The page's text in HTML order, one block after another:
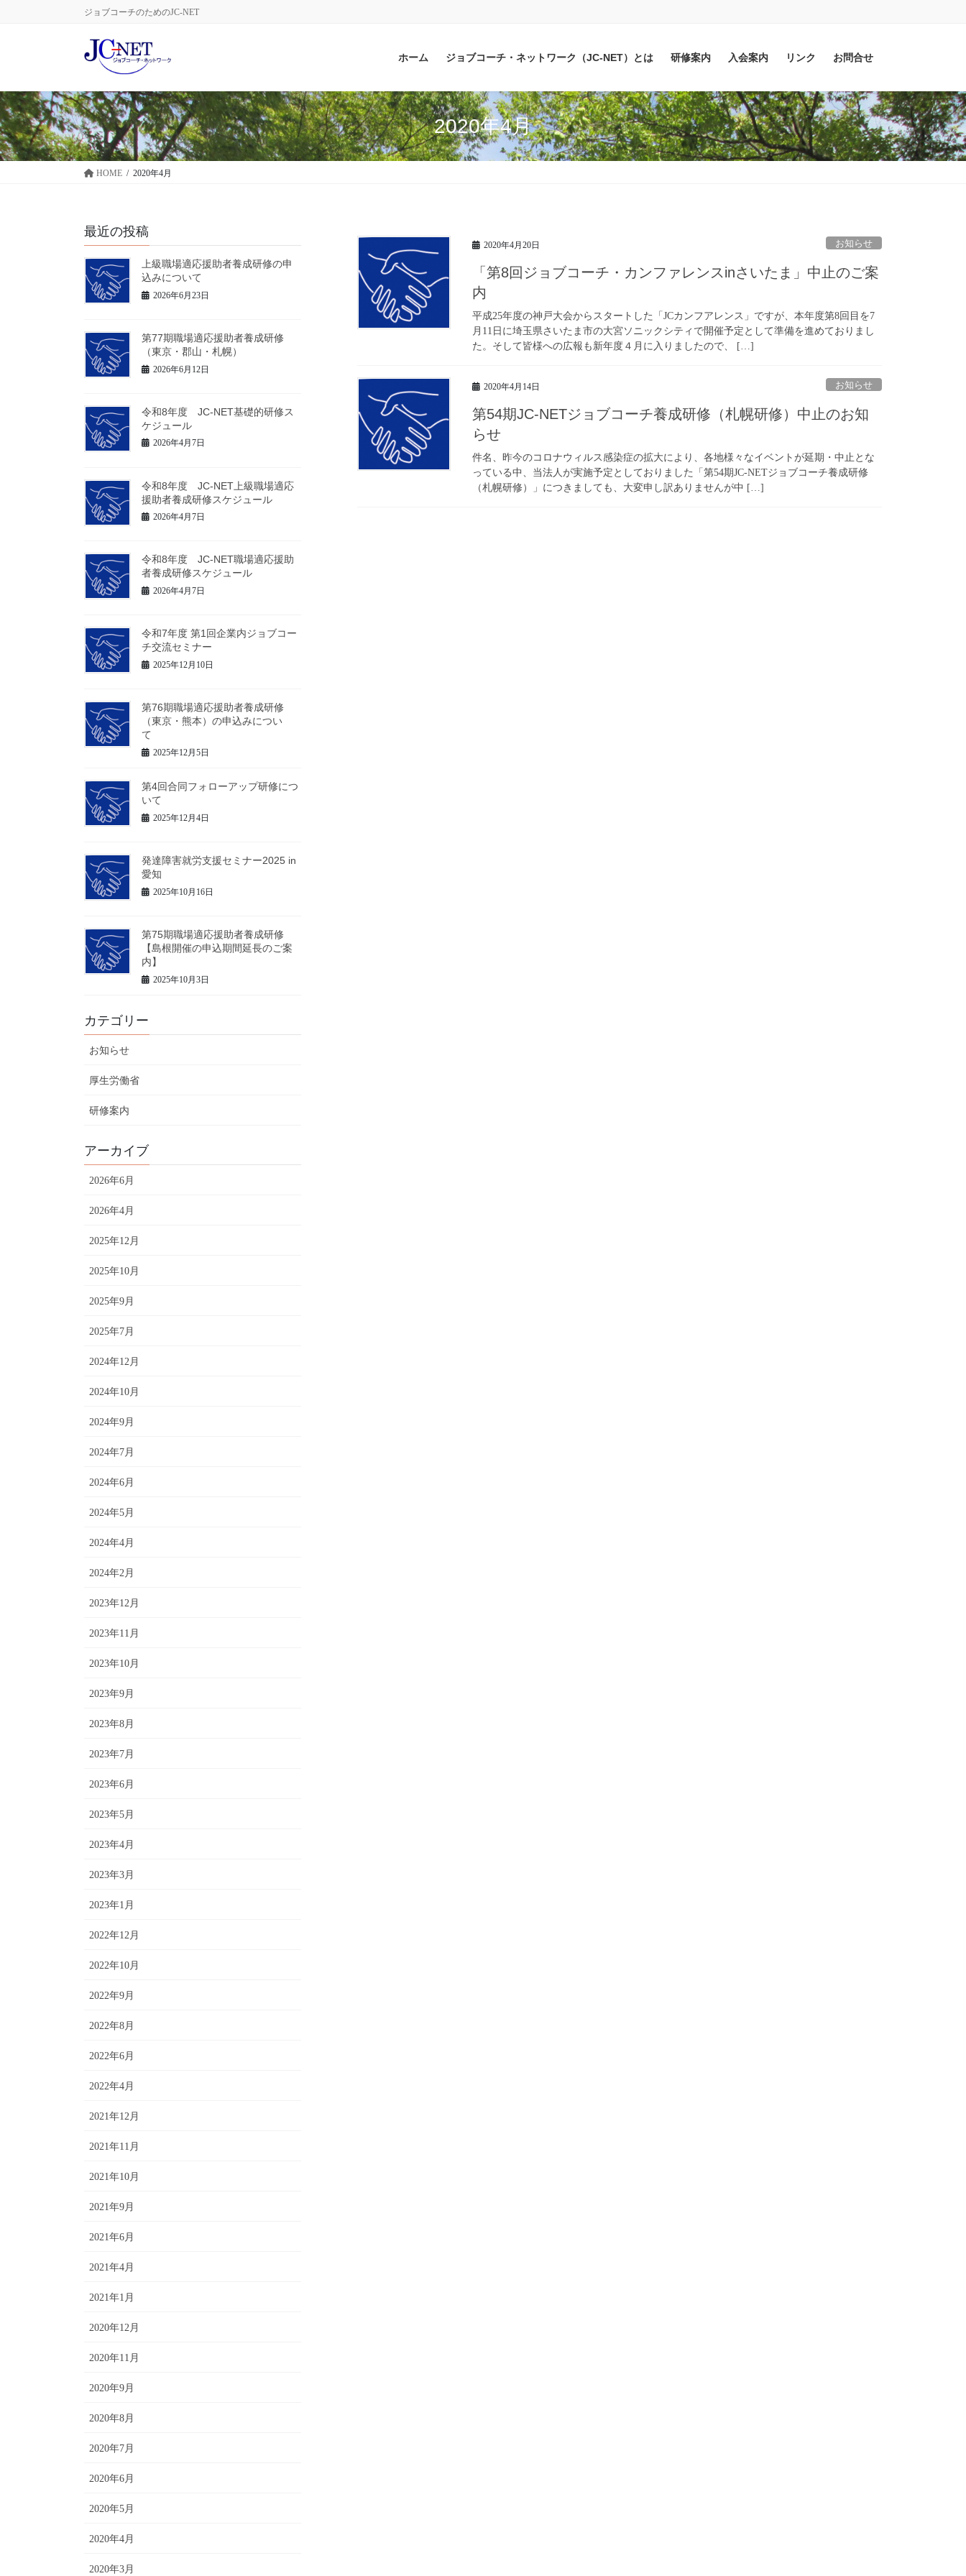
に
移
動
ョ
ン
に
移
動
ジョブコーチのためのJC-NET
ホーム ジョブコーチ・ネットワーク（JC-NET）とは 研修案内 入会案内 リンク お問合せ
2020年4月
HOME 2020年4月
2020年4月20日 お知らせ
「第8回ジョブコーチ・カンファレンスinさいたま」中止のご案
内
平成25年度の神戸大会からスタートした「JCカンフアレンス」ですが、本年度第8回目を7
月11日に埼玉県さいたま市の大宮ソニックシティで開催予定として準備を進めておりまし
た。そして皆様への広報も新年度４月に入りましたので、 […]
2020年4月14日 お知らせ
第54期JC-NETジョブコーチ養成研修（札幌研修）中止のお知
らせ
件名、昨今のコロナウィルス感染症の拡大により、各地様々なイベントが延期・中止とな
っている中、当法人が実施予定としておりました「第54期JC-NETジョブコーチ養成研修
（札幌研修）」につきましても、大変申し訳ありませんが中 […]
最近の投稿
上級職場適応援助者養成研修の申
込みについて
2026年6月23日
第77期職場適応援助者養成研修
（東京・郡山・札幌）
2026年6月12日
令和8年度 JC-NET基礎的研修ス
ケジュール
2026年4月7日
令和8年度 JC-NET上級職場適応
援助者養成研修スケジュール
2026年4月7日
令和8年度 JC-NET職場適応援助
者養成研修スケジュール
2026年4月7日
令和7年度 第1回企業内ジョブコー
チ交流セミナー
2025年12月10日
第76期職場適応援助者養成研修
（東京・熊本）の申込みについ
て
2025年12月5日
第4回合同フォローアップ研修につ
いて
2025年12月4日
発達障害就労支援セミナー2025 in
愛知
2025年10月16日
第75期職場適応援助者養成研修
【島根開催の申込期間延長のご案
内】
2025年10月3日
カテゴリー
お知らせ
厚生労働省
研修案内
アーカイブ
2026年6月
2026年4月
2025年12月
2025年10月
2025年9月
2025年7月
2024年12月
2024年10月
2024年9月
2024年7月
2024年6月
2024年5月
2024年4月
2024年2月
2023年12月
2023年11月
2023年10月
2023年9月
2023年8月
2023年7月
2023年6月
2023年5月
2023年4月
2023年3月
2023年1月
2022年12月
2022年10月
2022年9月
2022年8月
2022年6月
2022年4月
2021年12月
2021年11月
2021年10月
2021年9月
2021年6月
2021年4月
2021年1月
2020年12月
2020年11月
2020年9月
2020年8月
2020年7月
2020年6月
2020年5月
2020年4月
2020年3月